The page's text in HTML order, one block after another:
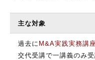
主な対象
過去にM&A実践実務講
交代受講で一講義のみ